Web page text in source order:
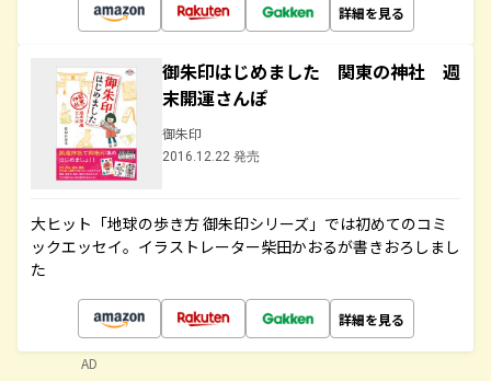
詳細を見る
御朱印はじめました 関東の神社 週
末開運さんぽ
御朱印
2016.12.22 発売
大ヒット「地球の歩き方 御朱印シリーズ」では初めてのコミ
ックエッセイ。イラストレーター柴田かおるが書きおろしまし
た
詳細を見る
AD